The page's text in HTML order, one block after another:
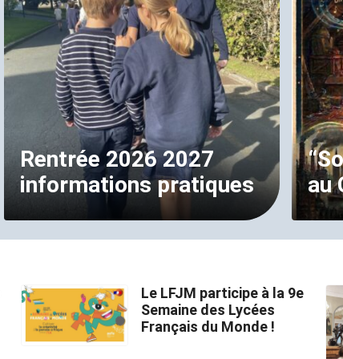
Rentrée 2026 2027
informations pratiques
au
Le LFJM participe à la 9e
Semaine des Lycées
Français du Monde !